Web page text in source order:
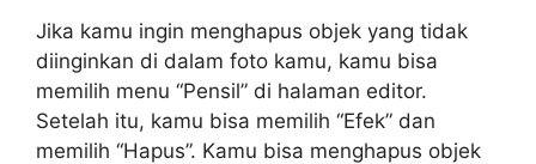
Jika kamu ingin menghapus objek yang tidak
diinginkan di dalam foto kamu, kamu bisa
memilih menu “Pensil” di halaman editor.
Setelah itu, kamu bisa memilih “Efek” dan
memilih “Hapus”. Kamu bisa menghapus objek